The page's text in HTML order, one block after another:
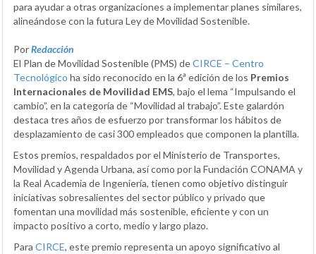
para ayudar a otras organizaciones a implementar planes similares,
alineándose con la futura Ley de Movilidad Sostenible.
PorRedacción
El Plan de Movilidad Sostenible (PMS) deCIRCE – Centro
Tecnológico ha sido reconocido en la 6ª edición de los Premios
Internacionales de Movilidad EMS, bajo el lema “Impulsando el
cambio”, en la categoría de “Movilidad al trabajo”. Este galardón
destaca tres años de esfuerzo por transformar los hábitos de
desplazamiento de casi 300 empleados que componen la plantilla.
Estos premios, respaldados por el Ministerio de Transportes,
Movilidad y Agenda Urbana, así como por la Fundación CONAMA y
la Real Academia de Ingeniería, tienen como objetivo distinguir
iniciativas sobresalientes del sector público y privado que
fomentan una movilidad más sostenible, eficiente y con un
impacto positivo a corto, medio y largo plazo.
Para CIRCE, este premio representa un apoyo significativo al